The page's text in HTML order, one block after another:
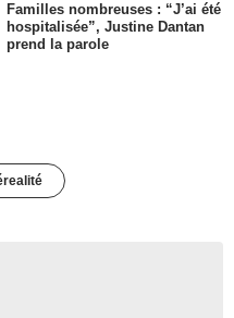
Familles nombreuses : “J’ai été
hospitalisée”, Justine Dantan
prend la parole